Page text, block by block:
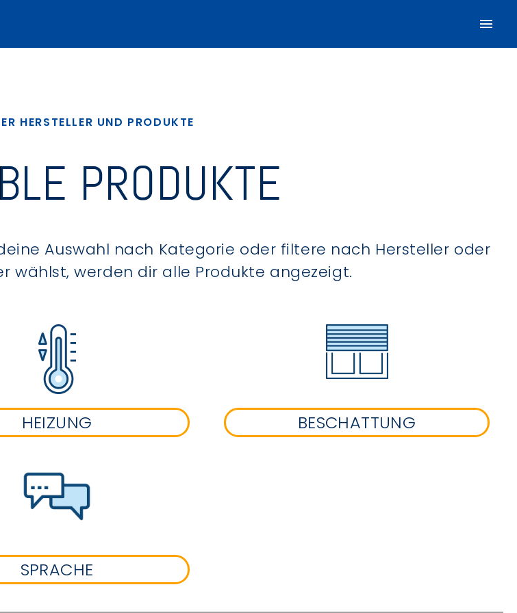
HERSTELLER UND PRODUKTE
PRODUKTE
Auswahl nach Kategorie oder filtere nach Hersteller oder
wählst, werden dir alle Produkte angezeigt.
HEIZUNG BESCHATTUNG
SPRACHE